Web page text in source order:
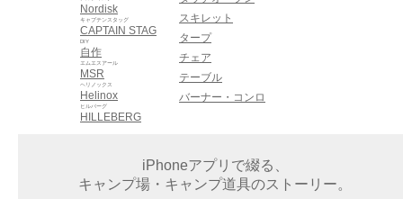
Nordisk
CAPTAIN STAG
キャプテンスタッグ
自作
DIY
MSR
エムエスアール
Helinox
ヘリノックス
HILLEBERG
ヒルバーグ
スキレット
タープ
チェア
テーブル
バーナー・コンロ
iPhoneアプリで綴る、
キャンプ場・キャンプ道具のストーリー。